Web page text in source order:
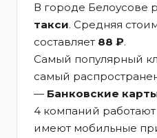
В городе Белоусове
такси. Средняя
составляет 88 ₽.
Самый популярный
самый
— Банковские
4 компаний работают
имеют мобильные